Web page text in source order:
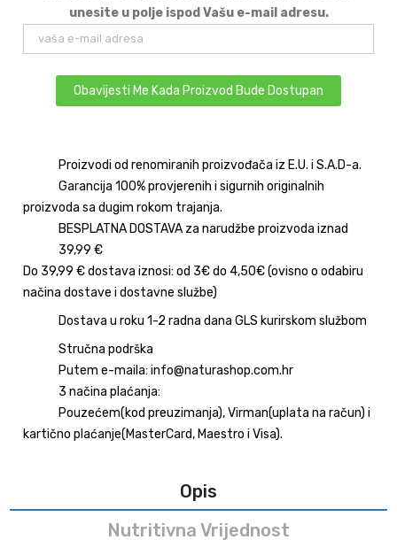
unesite u polje ispod Vašu e-mail adresu.
Obavijesti Me Kada Proizvod Bude Dostupan
Proizvodi od renomiranih proizvođača iz E.U. i S.A.D-a.
Garancija 100% provjerenih i sigurnih originalnih
proizvoda sa dugim rokom trajanja.
BESPLATNA DOSTAVA za narudžbe proizvoda iznad
39,99 €
Do 39,99 € dostava iznosi: od 3€ do 4,50€ (ovisno o odabiru
načina dostave i dostavne službe)
Dostava u roku 1-2 radna dana GLS kurirskom službom
Stručna podrška
Putem e-maila: info@naturashop.com.hr
3 načina plaćanja:
Pouzećem(kod preuzimanja), Virman(uplata na račun) i
kartično plaćanje(MasterCard, Maestro i Visa).
Opis
Nutritivna Vrijednost